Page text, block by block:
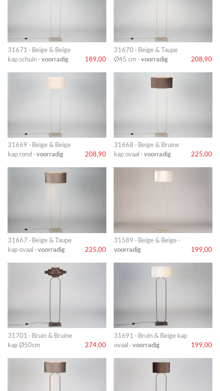
31671 · Beige & Beige
kap schuin · voorradig 189,00
31670 · Beige & Taupe
Ø45 cm · voorradig 208,90
31669 · Beige & Beige
kap rond · voorradig 208,90
31668 · Beige & Bruine
kap ovaal · voorradig 225,00
31667 · Beige & Taupe
kap ovaal · voorradig 225,00
31589 · Beige & Beige ·
voorradig
199,00
31701 · Bruin & Bruine
kap Ø50cm
274,00
31691 · Bruin & Beige kap
ovaal · voorradig 199,00